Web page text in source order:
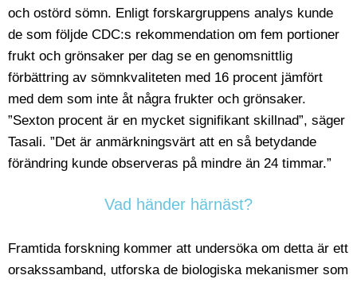
och ostörd sömn. Enligt forskargruppens analys kunde
de som följde CDC:s rekommendation om fem portioner
frukt och grönsaker per dag se en genomsnittlig
förbättring av sömnkvaliteten med 16 procent jämfört
med dem som inte åt några frukter och grönsaker.
”Sexton procent är en mycket signifikant skillnad”, säger
Tasali. ”Det är anmärkningsvärt att en så betydande
förändring kunde observeras på mindre än 24 timmar.”
Vad händer härnäst?
Framtida forskning kommer att undersöka om detta är ett
orsakssamband, utforska de biologiska mekanismer som